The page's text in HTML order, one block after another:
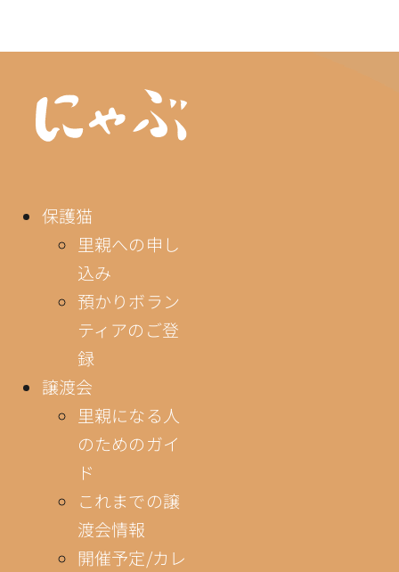
保護猫
里親への申し
込み
預かりボラン
ティアのご登
録
譲渡会
里親になる人
のためのガイ
ド
これまでの譲
渡会情報
開催予定/カレ